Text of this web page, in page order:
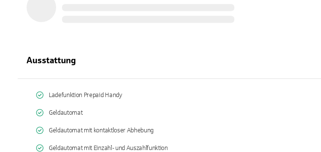
Ausstattung
Ladefunktion Prepaid Handy
Geldautomat
Geldautomat mit kontaktloser Abhebung
Geldautomat mit Einzahl- und Auszahlfunktion